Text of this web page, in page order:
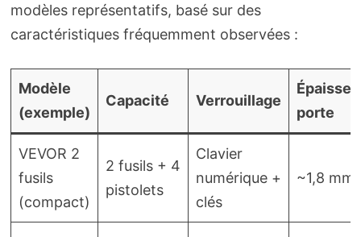
modèles représentatifs, basé sur des
caractéristiques fréquemment observées :
Modèle
(exemple)
Capacité Verrouillage
porte
VEVOR 2
fusils
(compact)
2 fusils + 4
pistolets
Clavier
numérique +
clés
~1,8 mm